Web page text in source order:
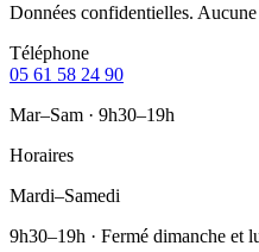
Données confidentielles.
Téléphone
05 61 58 24 90
Mar–Sam · 9h30–19h
Horaires
Mardi–Samedi
9h30–19h · Fermé dimanche et